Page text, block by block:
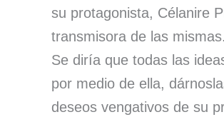
su protagonista, Célanire
transmisora de las mismas.
Se diría que todas las
por medio de ella,
deseos vengativos de su